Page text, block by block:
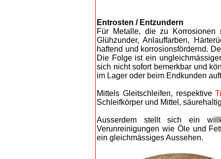
Entrosten ​/ Entzundern
Für Metalle, die zu
Glühzunder, Anlauffarben,
haftend und korrosionsfördernd.
Die Folge ist ein
sich nicht sofort bemerkbar und
im Lager oder beim Endkunden
Mittels Gleitschleifen, respektive
Schleifkörper und Mittel,
Ausserdem stellt sich ein
Verunreinigungen wie Öle und
ein gleichmässiges Aussehen.